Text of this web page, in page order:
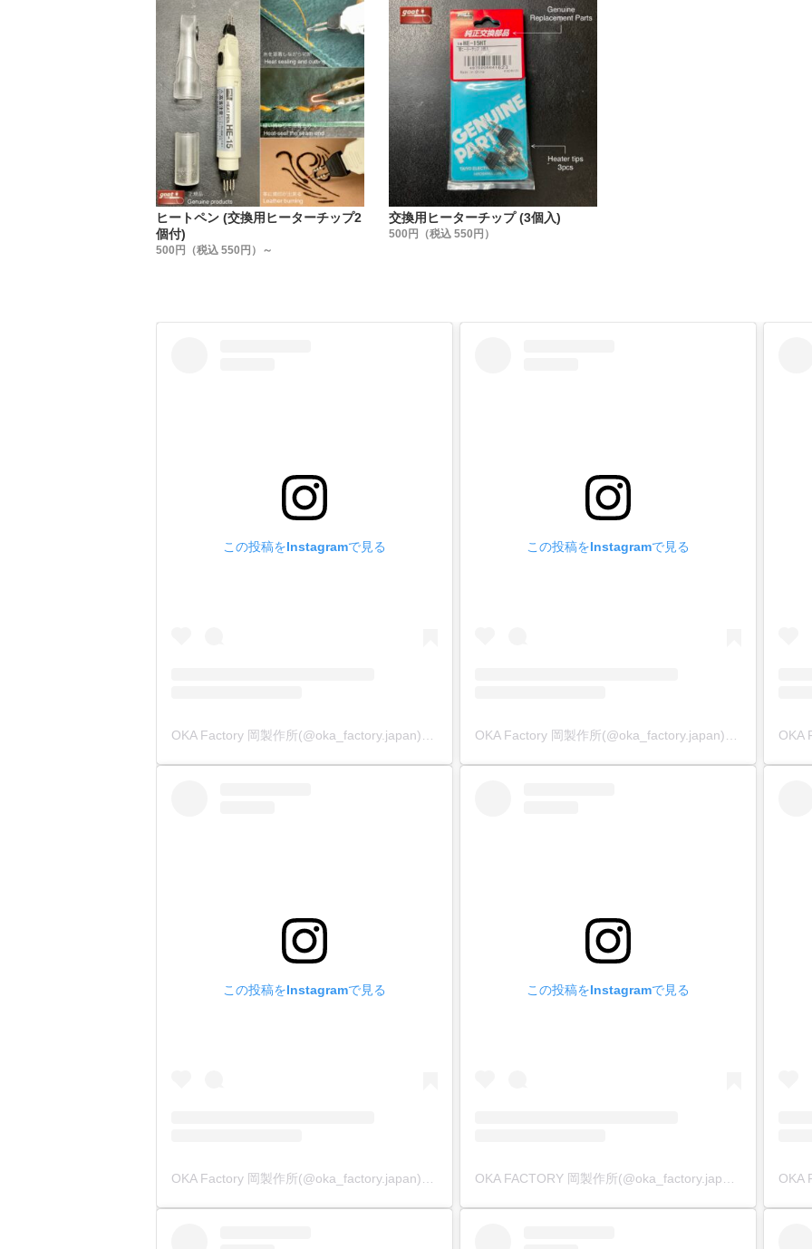
・
ー色数ー
【全70色】あります。
作品の色味に合わせて、微妙な色加減にも対応出来る様にしました。
・
ー糸の太さ・長さ・構成ー
【#1】0.7mm・200m(218.72yd)・280dtex/ 3×3
【#5】0.55mm・200m(218.72yd)・280dtex/ 2×3
【#8】0.4mm・200m(218.72yd)・167dtex/ 2×3
・
ー材質ー
ヒートペン (交換用ヒーターチップ2
個付)
500円（税込 550円）～
交換用ヒーターチップ (3個入)
500円（税込 550円）
この投稿をInstagramで見る この投稿をInstagramで見る
この投稿をInstagramで見る この投稿をInstagramで見る